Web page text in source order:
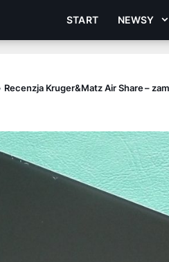
START NEWSY
Recenzja Kruger&Matz Air Share –